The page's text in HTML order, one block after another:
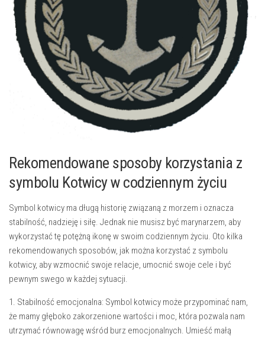
Rekomendowane sposoby ⁢korzystania z
‌symbolu ‌Kotwicy w codziennym życiu
Symbol kotwicy ma długą historię związaną z morzem i oznacza​
stabilność,‌ nadzieję i ‍siłę. Jednak nie musisz być marynarzem, ⁤aby⁤
wykorzystać tę ‍potężną ikonę w swoim⁢ codziennym życiu. ​Oto kilka
rekomendowanych sposobów, jak ⁤można korzystać ‌z symbolu
kotwicy, ​aby⁣ wzmocnić swoje ​relacje, umocnić swoje cele i być
⁤pewnym ‌swego w⁢ każdej sytuacji.
1.⁢ Stabilność emocjonalna: ‍Symbol kotwicy ⁣może ​przypominać nam,
że mamy głęboko zakorzenione wartości i⁤ moc, która pozwala⁢ nam
utrzymać równowagę wśród burz emocjonalnych.⁢ Umieść małą